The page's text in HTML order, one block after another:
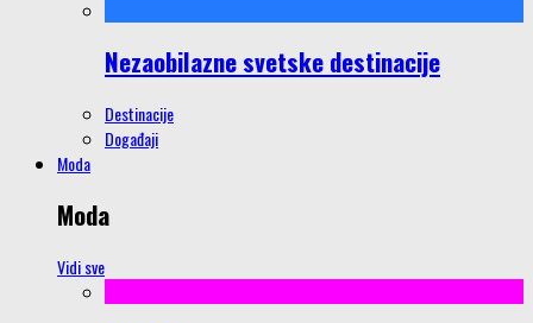
Nezaobilazne svetske destinacije
Destinacije
Događaji
Moda
Moda
Vidi sve